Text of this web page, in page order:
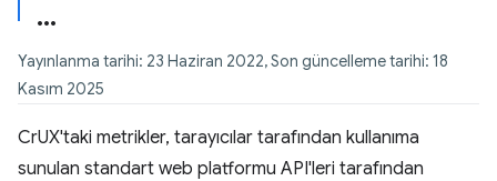
Yayınlanma tarihi: 23 Haziran 2022, Son güncelleme tarihi: 18
Kasım 2025
CrUX'taki metrikler, tarayıcılar tarafından kullanıma
sunulan standart web platformu API'leri tarafından